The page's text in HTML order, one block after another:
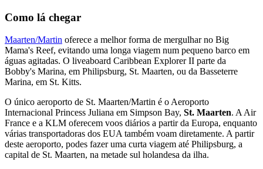
Como lá chegar
Maarten/Martin oferece a melhor forma de mergulhar no Big
Mama's Reef, evitando uma longa viagem num pequeno barco em
águas agitadas. O liveaboard Caribbean Explorer II parte da
Bobby's Marina, em Philipsburg, St. Maarten, ou da Basseterre
Marina, em St. Kitts.
O único aeroporto de St. Maarten/Martin é o Aeroporto
Internacional Princess Juliana em Simpson Bay, St. Maarten. A Air
France e a KLM oferecem voos diários a partir da Europa, enquanto
várias transportadoras dos EUA também voam diretamente. A partir
deste aeroporto, podes fazer uma curta viagem até Philipsburg, a
capital de St. Maarten, na metade sul holandesa da ilha.